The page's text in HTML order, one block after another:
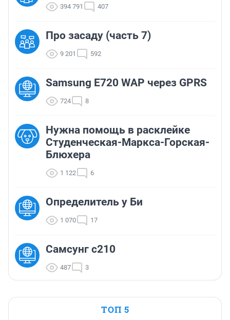
394 791 407
Про засаду (часть 7)
9 201 592
Samsung E720 WAP через GPRS
724 8
Нужна помощь в расклейке
Студенческая-Маркса-Горская-
Блюхера
1 122 6
Определитель у Би
1 070 17
Самсунг с210
487 3
ТОП 5